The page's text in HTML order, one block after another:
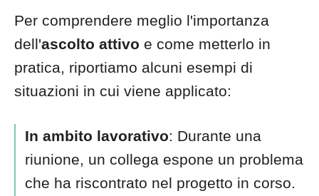
Per comprendere meglio l'importanza
dell'ascolto attivo e come metterlo in
pratica, riportiamo alcuni esempi di
situazioni in cui viene applicato:
In ambito lavorativo: Durante una
riunione, un collega espone un problema
che ha riscontrato nel progetto in corso.